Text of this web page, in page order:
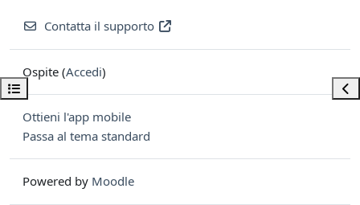
Apri indice del corso
Contatta il supporto
Ospite (Accedi)
Ottieni l'app mobile
Passa al tema standard
Powered by Moodle